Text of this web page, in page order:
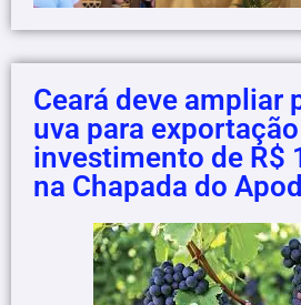
Ceará deve ampliar
uva para
investimento de R$
na Chapada do